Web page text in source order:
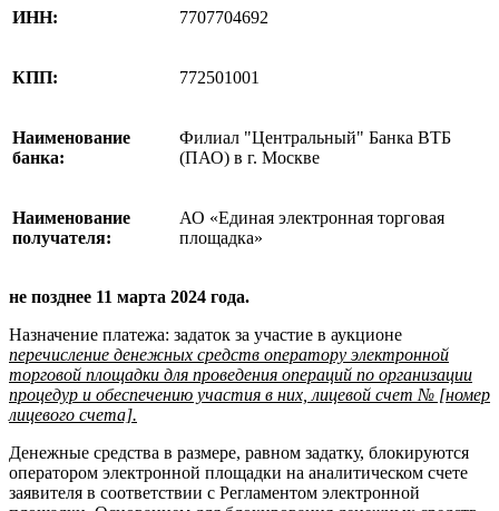
ИНН: 7707704692
КПП: 772501001
Наименование
банка:
Филиал "Центральный" Банка ВТБ
(ПАО) в г. Москве
Наименование
получателя:
АО «Единая электронная торговая
площадка»
не позднее 11 марта 2024 года.
Назначение платежа: задаток за участие в аукционе
перечисление денежных средств оператору электронной
торговой площадки для проведения операций по организации
процедур и обеспечению участия в них, лицевой счет № [номер
лицевого счета].
Денежные средства в размере, равном задатку, блокируются
оператором электронной площадки на аналитическом счете
заявителя в соответствии с Регламентом электронной